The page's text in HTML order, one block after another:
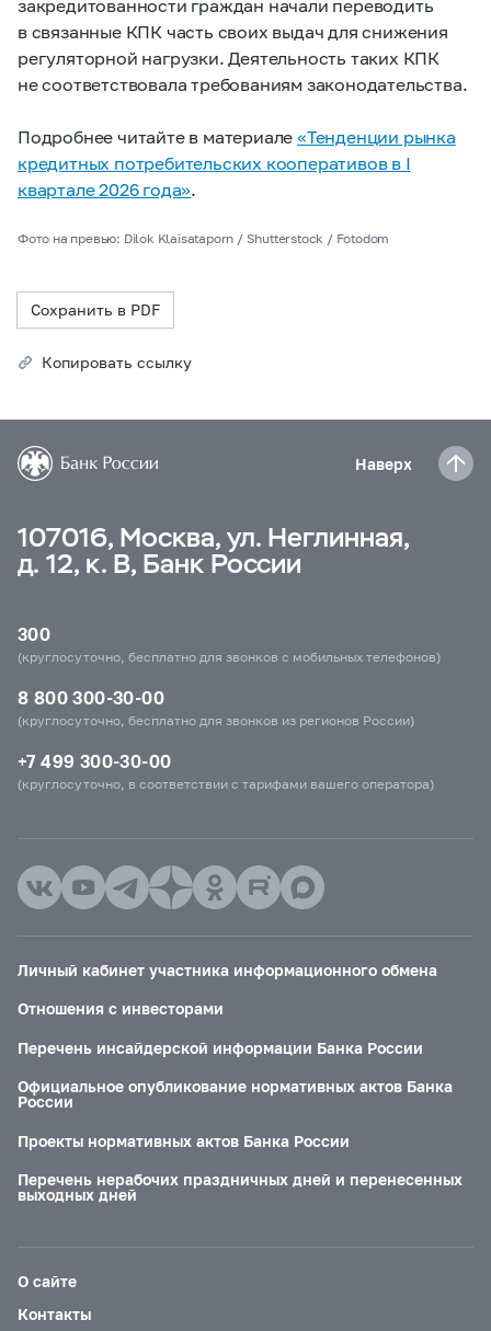
закредитованности граждан начали переводить
в связанные КПК часть своих выдач для снижения
регуляторной нагрузки. Деятельность таких КПК
не соответствовала требованиям законодательства.
Подробнее читайте в материале«Тенденции рынка
кредитных потребительских кооперативов в I
квартале 2026 года».
Фото на превью: Dilok Klaisataporn / Shutterstock / Fotodom
Сохранить в PDF
Копировать ссылку
Наверх
107016, Москва, ул. Неглинная,
д. 12, к. В, Банк России
300
(круглосуточно, бесплатно для звонков с мобильных телефонов)
8 800 300-30-00
(круглосуточно, бесплатно для звонков из регионов России)
+7 499 300-30-00
(круглосуточно, в соответствии с тарифами вашего оператора)
Личный кабинет участника информационного обмена
Отношения с инвесторами
Перечень инсайдерской информации Банка России
Официальное опубликование нормативных актов Банка
России
Проекты нормативных актов Банка России
Перечень нерабочих праздничных дней и перенесенных
выходных дней
О сайте
Контакты